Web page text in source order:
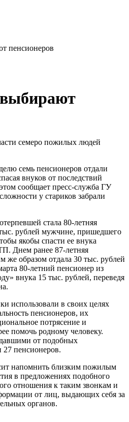
семеро пожилых людей
семь пенсионеров отдали
внуков от последствий
сообщает пресс-служба ГУ
у стариков забрали
стала 80-летняя
рублей мужчине, пришедшего
якобы спасти ее внука
Днем ранее 87-летняя
же образом отдала 30 тыс. рублей
80-летний пенсионер из
внука 15 тыс. рублей, переведя
использовали в своих целях
пенсионеров, их
потрясение и
помочь родному человеку.
от подобных
пенсионеров.
напомнить близким пожилым
в предложениях подобного
отношения к таким звонкам и
от лиц, выдающих себя за
органов.
пенсионеров